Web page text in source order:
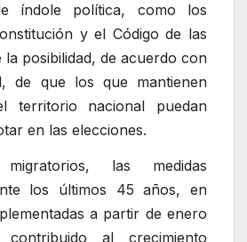
índole política, como los
y el Código de las
la posibilidad, de acuerdo con
de que los que mantienen
territorio nacional puedan
en las elecciones.
las medidas
los últimos 45 años, en
a partir de enero
al crecimiento